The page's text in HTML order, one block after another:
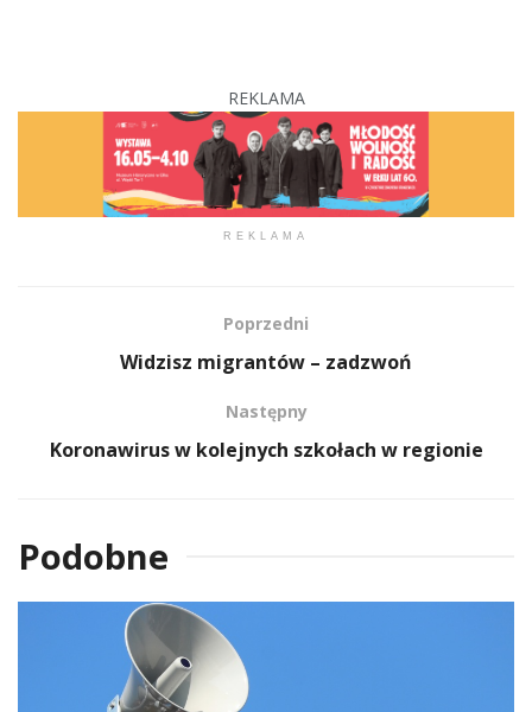
REKLAMA
REKLAMA
Poprzedni
Widzisz migrantów – zadzwoń
Następny
Koronawirus w kolejnych szkołach w regionie
Podobne